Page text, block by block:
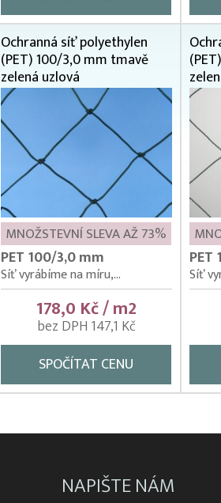
Ochranná síť polyethylen
(PET) 100/3,0 mm tmavě
zelená uzlová
MNOŽSTEVNÍ SLEVA AŽ 73%
PET 100/3,0 mm
Síť vyrábíme na míru,...
178,0 Kč / m2
bez DPH 147,1 Kč
SPOČÍTAT CENU
Síť
NAPIŠTE NÁM